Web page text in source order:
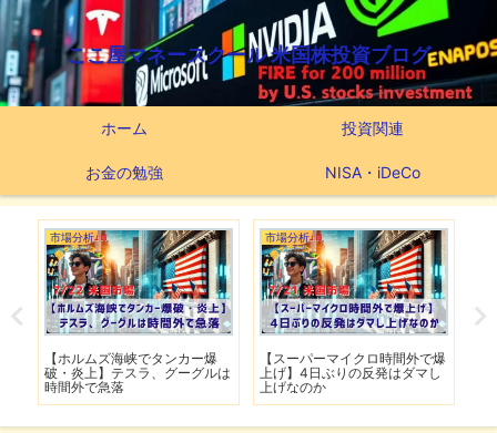
ここ屋マネースクール 米国株投資ブログ
ホーム 投資関連
お金の勉強 NISA・iDeCo
市場分析
【ホルムズ海峡でタンカー爆
破・炎上】テスラ、グーグルは
時間外で急落
市場分析
【スーパーマイクロ時間外で爆
上げ】4日ぶりの反発はダマし
上げなのか